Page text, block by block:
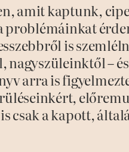
amit kaptunk,
problémáinkat
is
–
arra is
csak a kapott,